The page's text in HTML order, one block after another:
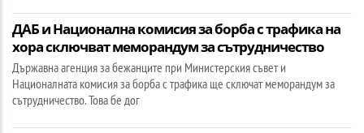
ДАБ и Национална комисия за борба с трафика на
хора сключват меморандум за сътрудничество
Държавна агенция за бежанците при Министерския съвет и
Националната комисия за борба с трафика ще сключат меморандум за
сътрудничество. Това бе дог